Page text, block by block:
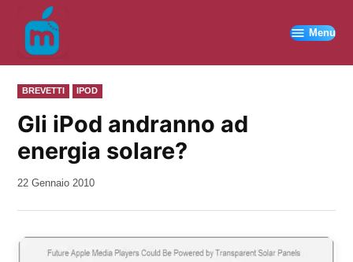
contenuto
Menu
PUBBLICATO
IN
BREVETTI IPOD
Gli iPod andranno ad
energia solare?
da
22 Gennaio 2010